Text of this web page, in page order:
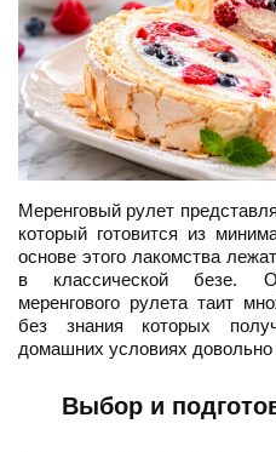
Меренговый рулет
который готовится из
основе этого лакомства
в классической безе.
меренгового рулета таит
без знания которых
домашних условиях
Выбор и